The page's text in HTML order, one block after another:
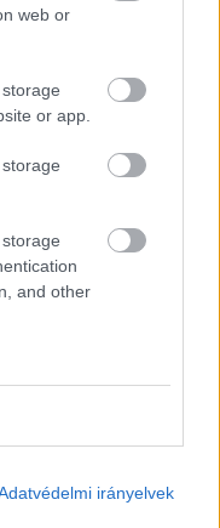
web or
or app.
and other
irányelvek